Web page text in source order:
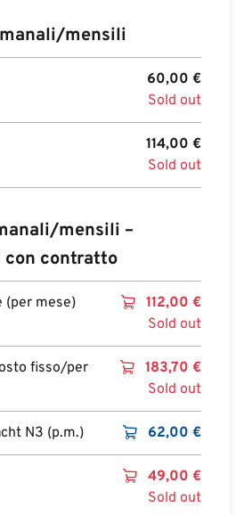
mensili
60,00 €
Sold out
114,00 €
Sold out
mensili –
contratto
(per mese) 112,00 €
Sold out
fisso/per
183,70 €
Sold out
N3 (p.m.) 62,00 €
49,00 €
Sold out